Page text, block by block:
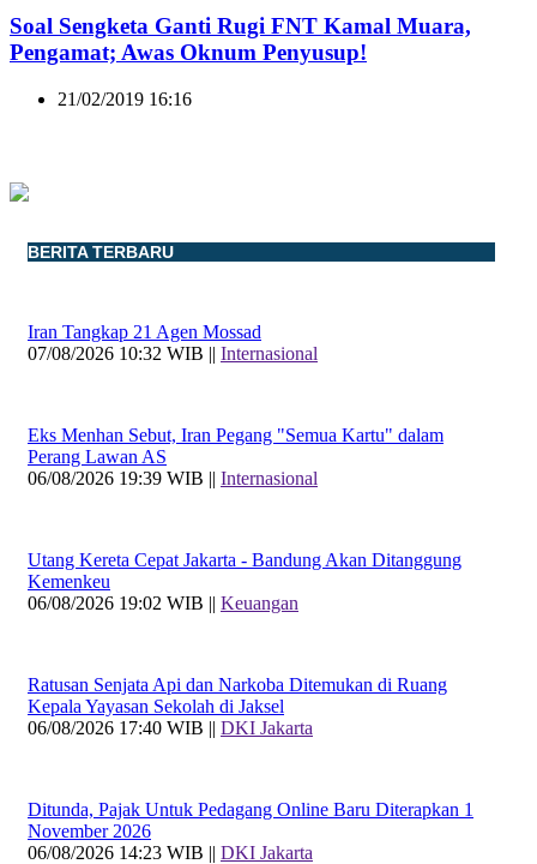
Soal Sengketa Ganti Rugi FNT Kamal Muara,
Pengamat; Awas Oknum Penyusup!
21/02/2019 16:16
BERITA TERBARU
Iran Tangkap 21 Agen Mossad
07/08/2026 10:32 WIB || Internasional
Eks Menhan Sebut, Iran Pegang "Semua Kartu" dalam
Perang Lawan AS
06/08/2026 19:39 WIB || Internasional
Utang Kereta Cepat Jakarta - Bandung Akan Ditanggung
Kemenkeu
06/08/2026 19:02 WIB || Keuangan
Ratusan Senjata Api dan Narkoba Ditemukan di Ruang
Kepala Yayasan Sekolah di Jaksel
06/08/2026 17:40 WIB || DKI Jakarta
Ditunda, Pajak Untuk Pedagang Online Baru Diterapkan 1
November 2026
06/08/2026 14:23 WIB || DKI Jakarta